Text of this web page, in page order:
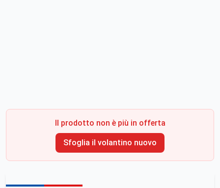
Il prodotto non è più in offerta
Sfoglia il volantino nuovo